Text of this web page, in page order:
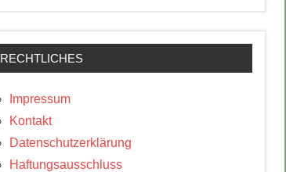
RECHTLICHES
Impressum
Kontakt
Datenschutzerklärung
Haftungsausschluss